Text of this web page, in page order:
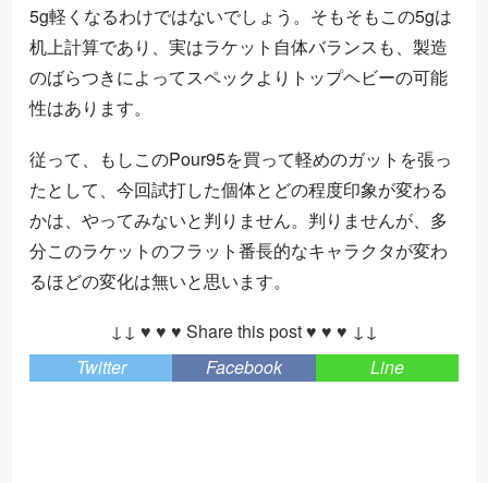
5g軽くなるわけではないでしょう。そもそもこの5gは
机上計算であり、実はラケット自体バランスも、製造
のばらつきによってスペックよりトップヘビーの可能
性はあります。
従って、もしこのPour95を買って軽めのガットを張っ
たとして、今回試打した個体とどの程度印象が変わる
かは、やってみないと判りません。判りませんが、多
分このラケットのフラット番長的なキャラクタが変わ
るほどの変化は無いと思います。
↓↓ ♥ ♥ ♥ Share this post ♥ ♥ ♥ ↓↓
Twitter
Facebook Line